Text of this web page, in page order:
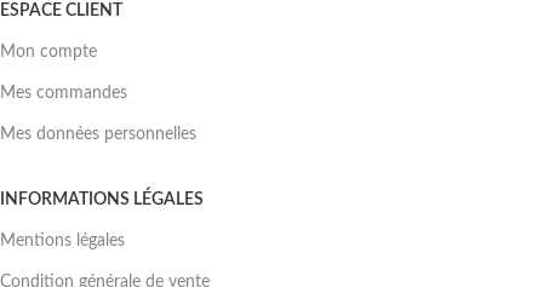
ESPACE CLIENT
Mon compte
Mes commandes
Mes données personnelles
INFORMATIONS LÉGALES
Mentions légales
Condition générale de vente